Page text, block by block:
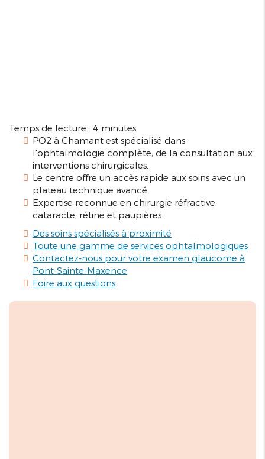
Temps de lecture : 4 minutes
PO2 à Chamant est spécialisé dans
l'ophtalmologie complète, de la consultation aux
interventions chirurgicales.
Le centre offre un accès rapide aux soins avec un
plateau technique avancé.
Expertise reconnue en chirurgie réfractive,
cataracte, rétine et paupières.
Des soins spécialisés à proximité
Toute une gamme de services ophtalmologiques
Contactez-nous pour votre examen glaucome à
Pont-Sainte-Maxence
Foire aux questions